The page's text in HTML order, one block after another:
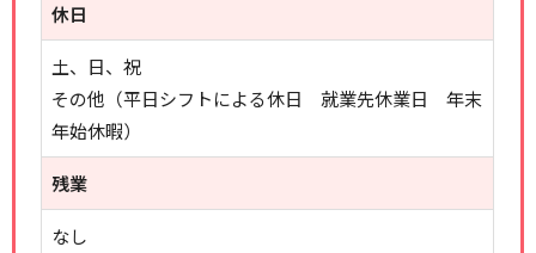
休日
土、日、祝
その他（平日シフトによる休日 就業先休業日 年末
年始休暇）
残業
なし